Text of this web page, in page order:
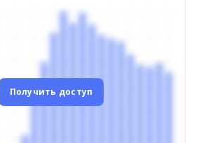
Получить доступ